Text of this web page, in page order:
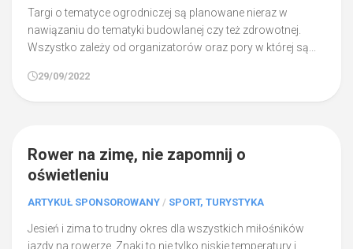
Targi o tematyce ogrodniczej są planowane nieraz w
nawiązaniu do tematyki budowlanej czy też zdrowotnej.
Wszystko zależy od organizatorów oraz pory w której są...
29/09/2022
Rower na zimę, nie zapomnij o
oświetleniu
ARTYKUŁ SPONSOROWANY / SPORT, TURYSTYKA
Jesień i zima to trudny okres dla wszystkich miłośników
jazdy na rowerze. Znaki to nie tylko niskie temperatury i